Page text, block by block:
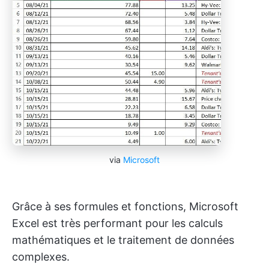
via Microsoft
Grâce à ses formules et fonctions, Microsoft
Excel est très performant pour les calculs
mathématiques et le traitement de données
complexes.